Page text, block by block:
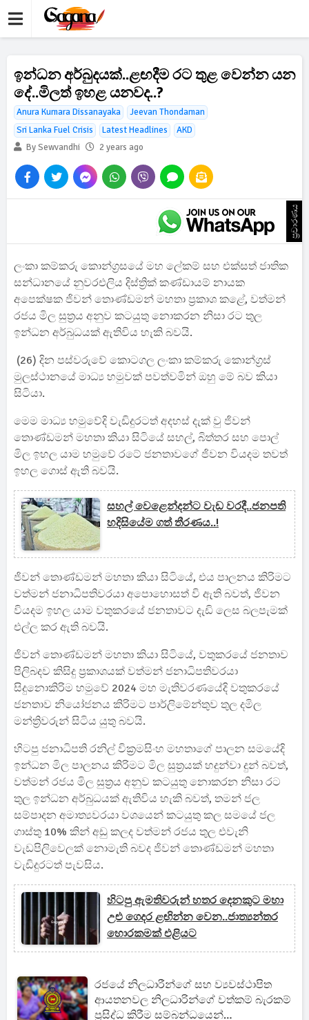
ඉන්ධන අර්බුදයක්..ළඟදීම රට තුළ වෙන්න යන
දේ..මිලත් ඉහළ යනවද..?
Anura Kumara Dissanayaka
Jeevan Thondaman
Sri Lanka Fuel Crisis
Latest Headlines
AKD
By Sewvandhi
2 years ago
ප්‍රචාරණය
ලංකා කම්කරු කොන්ග්‍රසයේ මහ ලේකම් සහ එක්සත් ජාතික
සන්ධානයේ නුවරඑලිය දිස්ත්‍රික් කණ්ඩායම් නායක
අපෙක්ෂක ජිවන් තොණ්ඩමන් මහතා ප්‍රකාශ කළේ, වත්මන්
රජය මිල සුත්‍රය අනුව කටයුතු නොකරන නිසා රට තුල
ඉන්ධන අර්බුධයක් ඇතිවිය හැකි බවයි.
(26) දින පස්වරුවේ කොටගල ලංකා කම්කරු කොන්ග්‍රස්
මුලස්ථානයේ මාධ්‍ය හමුවක් පවත්වමින් ඔහු මේ බව කියා
සිටියා.
මෙම මාධ්‍ය හමුවේදි වැඩිදුරටත් අදහස් දැක් වු ජිවන්
තොණ්ඩමන් මහතා කියා සිටියේ සහල්, බිත්තර සහ පොල්
මිල ඉහල යාම හමුවේ රටේ ජනතාවගේ ජිවන වියදම තවත්
ඉහල ගොස් ඇති බවයි.
සහල් වෙළෙන්දන්ට වැඩ වරදී..ජනපති
හදිසියේම ගත් තීරණය..!
ජිවන් තොණ්ඩමන් මහතා කියා සිටියේ, එය පාලනය කිරිමට
වත්මන් ජනාධිපතිවරයා අපොහොසත් වි ඇති බවත්, ජිවන
වියදම ඉහල යාම වතුකරයේ ජනතාවට දැඩි ලෙස බලපැමක්
එල්ල කර ඇති බවයි.
ජිවන් තොණ්ඩමන් මහතා කියා සිටියේ, වතුකරයේ ජනතාව
පිලිබදව කිසිදු ප්‍රකාශයක් වත්මන් ජනාධිපතිවරයා
සිදුනොකිරිම හමුවේ 2024 මහ මැතිවරණයේදි වතුකරයේ
ජනතාව නියෝජනය කිරිමට පාර්ලිමේන්තුව තුල දමිල
මන්ත්‍රිවරුන් සිටිය යුතු බවයි.
හිටපු ජනාධිපති රනිල් වික්‍රමසිංහ මහතාගේ පාලන සමයේදි
ඉන්ධන මිල පාලනය කිරිමට මිල සුත්‍රයක් හදුන්වා දුන් බවත්,
වත්මන් රජය මිල සුත්‍රය අනුව කටයුතු නොකරන නිසා රට
තුල ඉන්ධන අර්බුධයක් ඇතිවිය හැකි බවත්, තමන් ජල
සම්පාදන අමාත්‍යවරයා වශයෙන් කටයුතු කල සමයේ ජල
ගාස්තු 10% කින් අඩු කලද වත්මන් රජය තුල එවැනි
වැඩපිලිවෙලක් නොමැති බවද ජිවන් තොණ්ඩමන් මහතා
වැඩිදුරටත් පැවසිය.
හිටපු ඇමතිවරුන් හතර දෙනකුට මහා
උළු ගෙදර ළඟින්න වෙන..ජාත්‍යන්තර
හොරකමක් එළියට
රජයේ නිලධාරීන්ගේ සහ ව්‍යවස්ථාපිත
ආයතනවල නිලධාරින්ගේ වත්කම් බැරකම්
ප්‍රසිද්ධ කිරීම සම්බන්ධයෙන්